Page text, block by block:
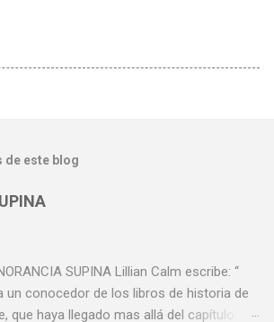
de este blog
SUPINA Lillian Calm escribe: “
un conocedor de los libros de historia de
que haya llegado mas allá del capítulo